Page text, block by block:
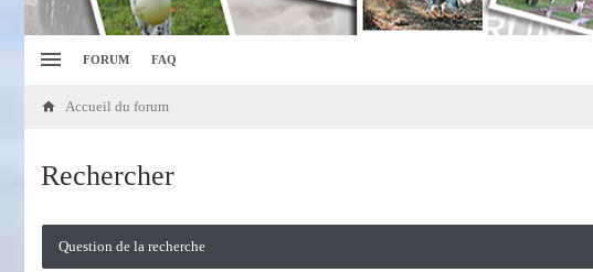
FORUM FAQ
Accueil du forum
Rechercher
Question de la recherche